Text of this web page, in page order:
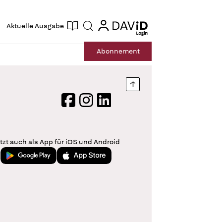
Aktuelle Ausgabe Suche login
login
Abonnement
Nach oben springen
FacebookInstagram
LinkedIn
auch als App für iOS und Android
Jetzt bei Google PlayLaden im App Store